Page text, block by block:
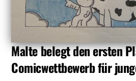
Malte belegt den ersten
Comicwettbewerb für